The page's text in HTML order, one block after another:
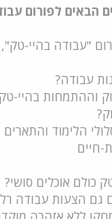
הבאים לפורום
"עבודה בהיי-
עבודה?
וההתמחות בהיי-
הלימוד והתארים
חיים
כולם אוכלים סושי?